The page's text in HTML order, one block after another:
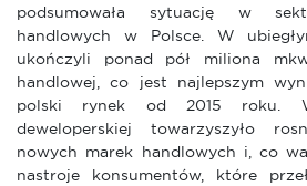
podsumowała sytuację w
handlowych w Polsce. W
ukończyli ponad pół miliona
handlowej, co jest najlepszym
polski rynek od 2015 roku.
deweloperskiej towarzyszyło
nowych marek handlowych i, co
nastroje konsumentów, które